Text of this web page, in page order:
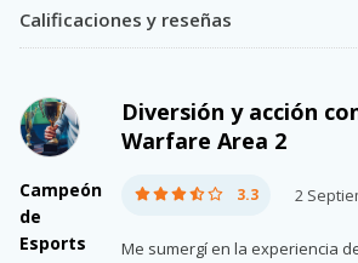
Calificaciones y reseñas
Campeón
de
Esports
Diversión y acción
Warfare Area 2
3.3 2
Me sumergí en la experiencia